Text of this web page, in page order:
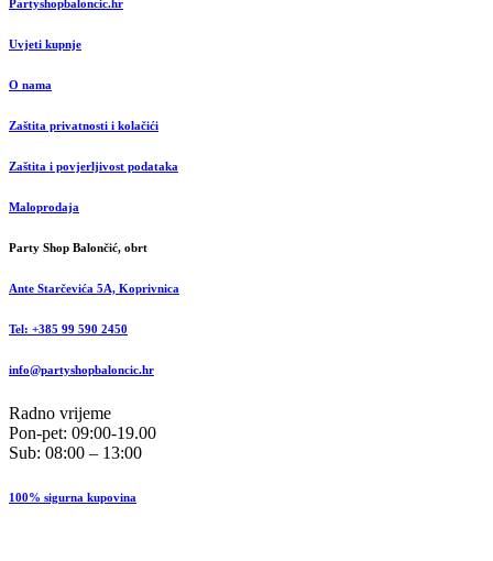
Partyshopbaloncic.hr
Uvjeti kupnje
O nama
Zaštita privatnosti i kolačići
Zaštita i povjerljivost podataka
Maloprodaja
Party Shop Balončić, obrt
Ante Starčevića 5A, Koprivnica
Tel: +385 99 590 2450
info@partyshopbaloncic.hr
Radno vrijeme
Pon-pet: 09:00-19.00
Sub: 08:00 – 13:00
100% sigurna kupovina